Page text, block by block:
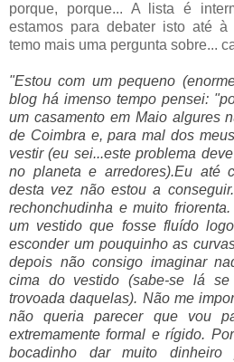
porque, porque... A lista é
estamos para debater isto até
temo mais uma pergunta sobre...
"Estou com um pequeno
blog há imenso tempo pensei:
um casamento em Maio algures
de Coimbra e, para mal dos
vestir (eu sei...este problema
no planeta e arredores).Eu até
desta vez não estou a
rechonchudinha e muito
um vestido que fosse fluído
esconder um pouquinho as
depois não consigo imaginar
cima do vestido (sabe-se lá
trovoada daquelas). Não me
não queria parecer que vou
extremamente formal e rígido.
bocadinho dar muito